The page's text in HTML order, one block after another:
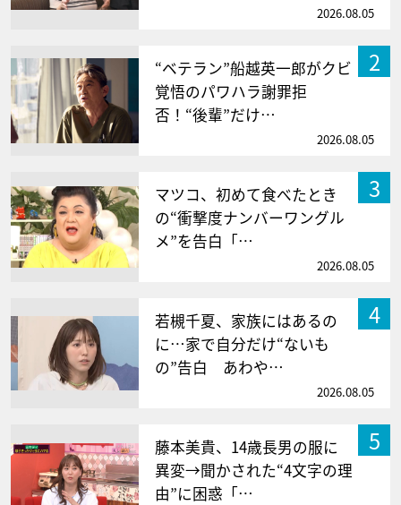
2026.08.05
2
“ベテラン”船越英一郎がクビ
覚悟のパワハラ謝罪拒
否！“後輩”だけ…
2026.08.05
3
マツコ、初めて食べたとき
の“衝撃度ナンバーワングル
メ”を告白「…
2026.08.05
4
若槻千夏、家族にはあるの
に…家で自分だけ“ないも
の”告白 あわや…
2026.08.05
5
藤本美貴、14歳長男の服に
異変→聞かされた“4文字の理
由”に困惑「…